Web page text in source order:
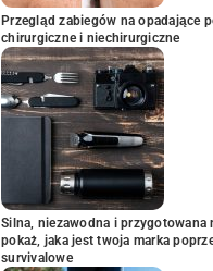
Przegląd zabiegów na opadające
chirurgiczne i niechirurgiczne
Silna, niezawodna i przygotowana
pokaż, jaka jest twoja marka
survivalowe